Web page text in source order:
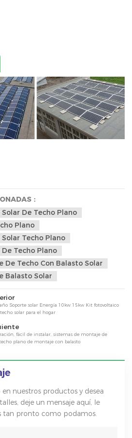
:
De Techo Plano
Plano
Techo Plano
Techo Plano
De Techo Con Balasto Solar
Balasto Solar
Soporte solar Energía 10kw 15kw Kit fotovoltaico
solar para el hogar
fácil de instalar, sistemas de montaje de
plano de montaje con balasto
en nuestros productos y desea
deje un mensaje aquí, le
tan pronto como podamos.